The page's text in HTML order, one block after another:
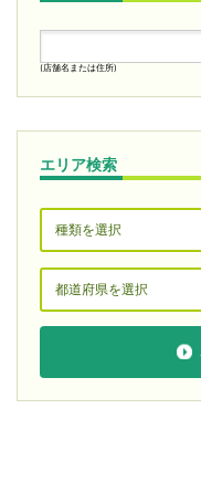
(店舗名または住所)
エリア検索